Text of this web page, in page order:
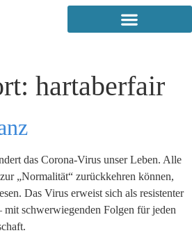
hartaberfair
das Corona-Virus unser Leben. Alle
„Normalität“ zurückkehren können,
Das Virus erweist sich als resistenter
mit schwerwiegenden Folgen für jeden